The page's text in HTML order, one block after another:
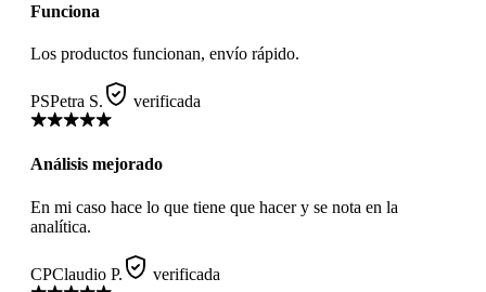
Funciona
Los productos funcionan, envío rápido.
PSPetra S. verificada
Análisis mejorado
En mi caso hace lo que tiene que hacer y se nota en la
analítica.
CPClaudio P. verificada